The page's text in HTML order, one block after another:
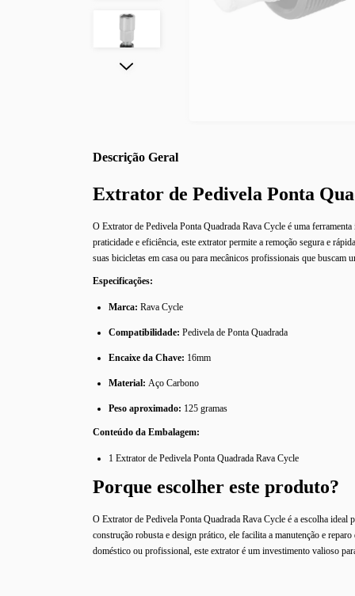
Descrição
Extrator de Pedivela Ponta
O Extrator de Pedivela Ponta Quadrada Rava Cycle é uma
praticidade e eficiência, este extrator permite a remoção segura e
suas bicicletas em casa ou para mecânicos profissionais que buscam
Especificações:
Marca: Rava Cycle
Compatibilidade: Pedivela de Ponta Quadrada
Encaixe da Chave: 16mm
Material: Aço Carbono
Peso aproximado: 125 gramas
Conteúdo da Embalagem:
1 Extrator de Pedivela Ponta Quadrada Rava Cycle
Porque escolher este produto?
O Extrator de Pedivela Ponta Quadrada Rava Cycle é a escolha ideal
construção robusta e design prático, ele facilita a manutenção e
doméstico ou profissional, este extrator é um investimento valioso